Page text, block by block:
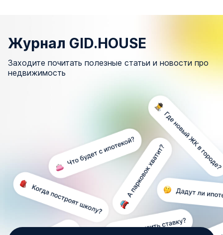
Журнал GID.HOUSE
Заходите почитать полезные статьи и новости про
недвижимость